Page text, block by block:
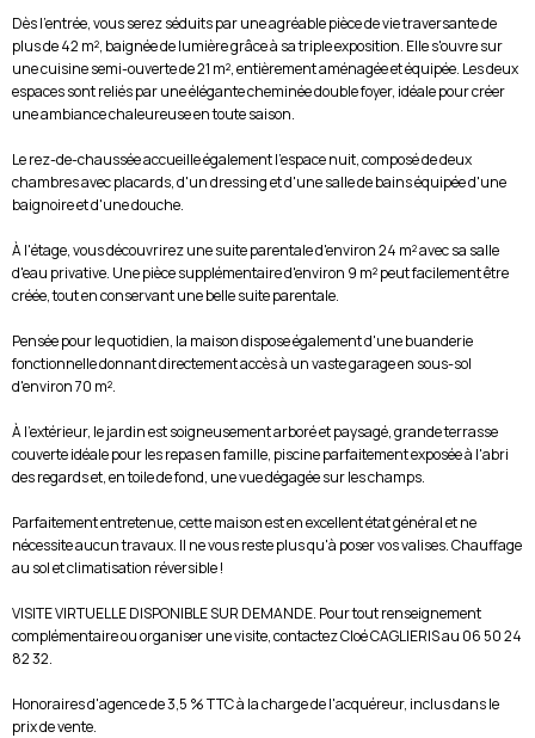
Dès l'entrée, vous serez séduits par une agréable pièce de vie traversante de
plus de 42 m², baignée de lumière grâce à sa triple exposition. Elle s'ouvre sur
une cuisine semi-ouverte de 21 m², entièrement aménagée et équipée. Les deux
espaces sont reliés par une élégante cheminée double foyer, idéale pour créer
une ambiance chaleureuse en toute saison.
Le rez-de-chaussée accueille également l'espace nuit, composé de deux
chambres avec placards, d'un dressing et d'une salle de bains équipée d'une
baignoire et d'une douche.
À l'étage, vous découvrirez une suite parentale d'environ 24 m² avec sa salle
d'eau privative. Une pièce supplémentaire d'environ 9 m² peut facilement être
créée, tout en conservant une belle suite parentale.
Pensée pour le quotidien, la maison dispose également d'une buanderie
fonctionnelle donnant directement accès à un vaste garage en sous-sol
d'environ 70 m².
À l'extérieur, le jardin est soigneusement arboré et paysagé, grande terrasse
couverte idéale pour les repas en famille, piscine parfaitement exposée à l'abri
des regards et, en toile de fond, une vue dégagée sur les champs.
Parfaitement entretenue, cette maison est en excellent état général et ne
nécessite aucun travaux. Il ne vous reste plus qu'à poser vos valises. Chauffage
au sol et climatisation réversible !
VISITE VIRTUELLE DISPONIBLE SUR DEMANDE. Pour tout renseignement
complémentaire ou organiser une visite, contactez Cloé CAGLIERIS au 06 50 24
82 32.
Honoraires d'agence de 3,5 % TTC à la charge de l'acquéreur, inclus dans le
prix de vente.